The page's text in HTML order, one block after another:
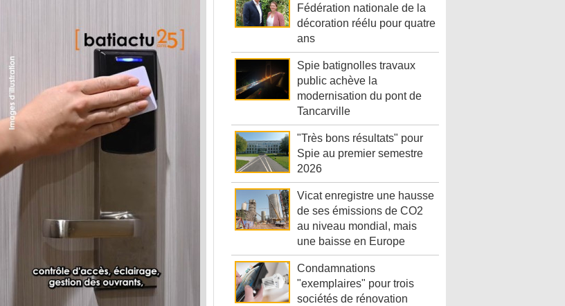
Fédération nationale de la
décoration réélu pour quatre
ans
Spie batignolles travaux
public achève la
modernisation du pont de
Tancarville
"Très bons résultats" pour
Spie au premier semestre
2026
Vicat enregistre une hausse
de ses émissions de CO2
au niveau mondial, mais
une baisse en Europe
Condamnations
"exemplaires" pour trois
sociétés de rénovation